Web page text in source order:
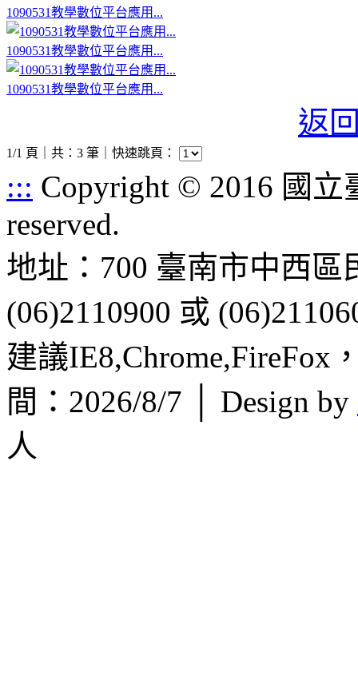
1090531教學數位平台應用...
1090531教學數位平台應用...
1090531教學數位平台應用...
返
1/1 頁｜共：3 筆｜ 快速跳頁：
::: Copyright © 2016 國
reserved.
地址：700 臺南市中西
(06)2110900 或
建議IE8,Chrome,FireFox
間：2026/8/7 │ Design by
人